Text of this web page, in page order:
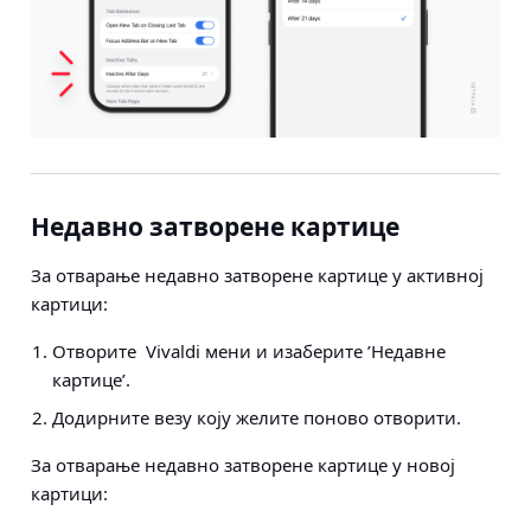
Недавно затворене картице
За отварање недавно затворене картице у активној
картици:
Отворите Vivaldi мени и изаберите ’Недавне
картице’.
Додирните везу коју желите поново отворити.
За отварање недавно затворене картице у новој
картици: